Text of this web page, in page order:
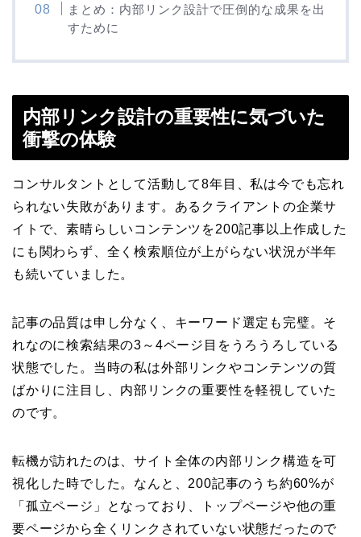
まとめ：内部リンク設計で圧倒的な成果を出
すために
内部リンク設計の重要性に気づいた
衝撃の体験
コンサルタントとして活動して8年目、私は今でも忘れ
られない失敗があります。あるクライアントの企業サ
イトで、素晴らしいコンテンツを200記事以上作成した
にも関わらず、全く検索順位が上がらない状況が半年
も続いていました。
記事の品質は申し分なく、キーワード選定も完璧。そ
れなのに検索結果の3～4ページ目をうろうろしている
状態でした。当時の私は外部リンクやコンテンツの質
ばかりに注目し、内部リンクの重要性を軽視していた
のです。
転機が訪れたのは、サイト全体の内部リンク構造を可
視化した時でした。なんと、200記事のうち約60%が
「孤立ページ」となっており、トップページや他の重
要ページから全くリンクされていない状態だったので